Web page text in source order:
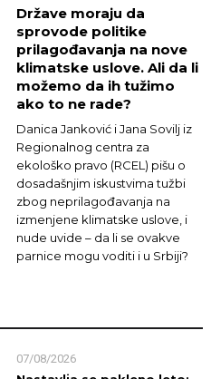
Države moraju da
sprovode politike
prilagođavanja na nove
klimatske uslove. Ali da li
možemo da ih tužimo
ako to ne rade?
Danica Janković i Jana Sovilj iz
Regionalnog centra za
ekološko pravo (RCEL) pišu o
dosadašnjim iskustvima tužbi
zbog neprilagođavanja na
izmenjene klimatske uslove, i
nude uvide – da li se ovakve
parnice mogu voditi i u Srbiji?
07/08/2026